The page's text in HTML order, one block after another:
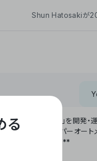
Shun Hatosakiが
ンSaaS「Yoom」を開発・運
み合わせたハイパーオート
を提供しています。**
る